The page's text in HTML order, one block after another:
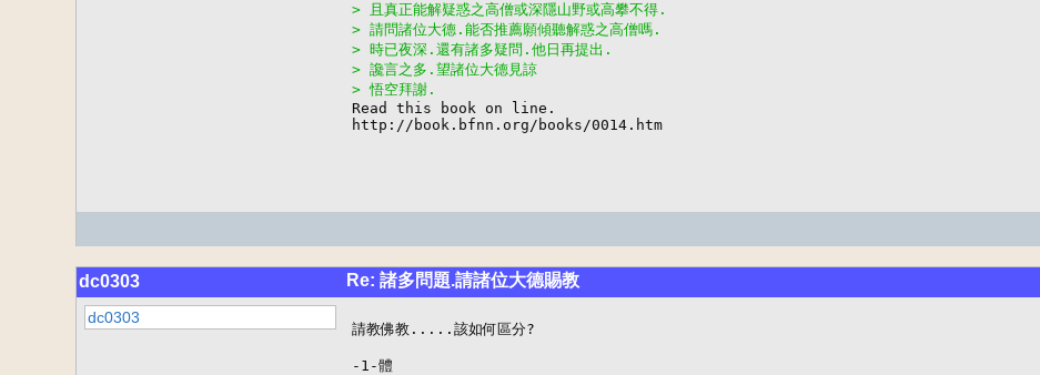
> 且真正能解疑惑之高僧或深隱山野或高攀不得.
> 請問諸位大德.能否推薦願傾聽解惑之高僧嗎.
> 時已夜深.還有諸多疑問.他日再提出.
> 讒言之多.望諸位大德見諒
> 悟空拜謝.
Read this book on line.
http://book.bfnn.org/books/0014.htm
dc0303 Re: 諸多問題.請諸位大德賜教
dc0303
請教佛教.....該如何區分?
-1-體